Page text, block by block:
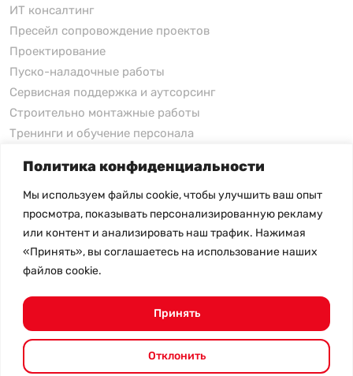
Политика конфиденциальности
Мы используем файлы cookie, чтобы улучшить ваш опыт
просмотра, показывать персонализированную рекламу
или контент и анализировать наш трафик. Нажимая
«Принять», вы соглашаетесь на использование наших
файлов cookie.
Отклонить
Принять
ИТ консалтинг
Пресейл сопровождение проектов
Проектирование
Пуско-наладочные работы
Сервисная поддержка и аутсорсинг
Строительно монтажные работы
Тренинги и обучение персонала
xFusion
xFusion
xFusion AI Solution
Цены на товары не являются публичной офертой и
- Политика конфиденциальности- Возврат товара
© 2026.SHANGHAI SYSTEM ENGINEERING.Все права
защищены.